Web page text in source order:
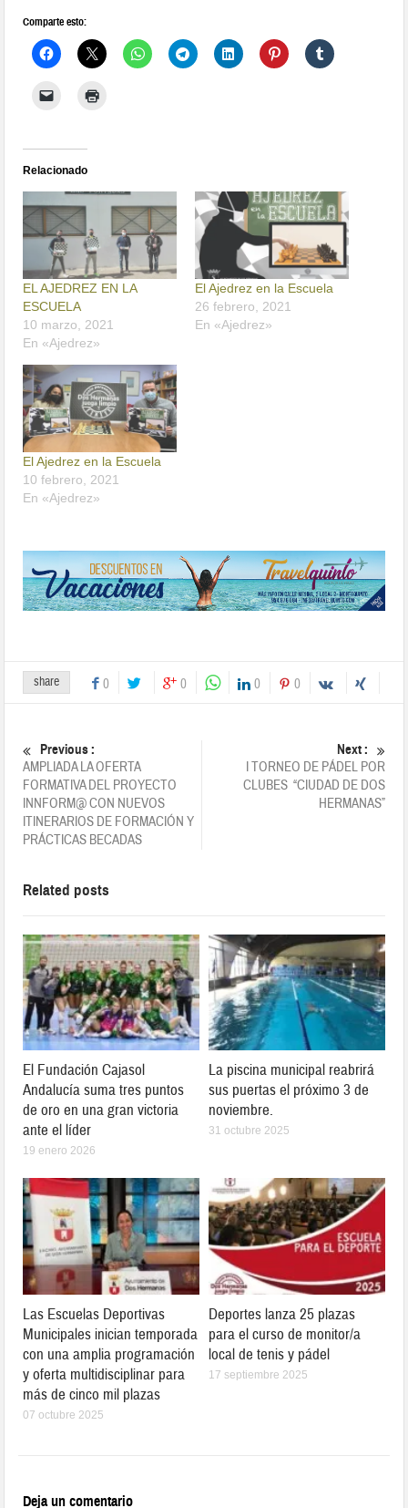
Comparte esto:
Relacionado
EL AJEDREZ EN LA
ESCUELA
10 marzo, 2021
En «Ajedrez»
El Ajedrez en la Escuela
26 febrero, 2021
En «Ajedrez»
El Ajedrez en la Escuela
10 febrero, 2021
En «Ajedrez»
share 0 0 0 0
Previous :
AMPLIADA LA OFERTA
FORMATIVA DEL PROYECTO
INNFORM@ CON NUEVOS
ITINERARIOS DE FORMACIÓN Y
PRÁCTICAS BECADAS
Next :
I TORNEO DE PÁDEL POR
CLUBES “CIUDAD DE DOS
HERMANAS”
Related posts
El Fundación Cajasol
Andalucía suma tres puntos
de oro en una gran victoria
ante el líder
19 enero 2026
La piscina municipal reabrirá
sus puertas el próximo 3 de
noviembre.
31 octubre 2025
Las Escuelas Deportivas
Municipales inician temporada
con una amplia programación
y oferta multidisciplinar para
más de cinco mil plazas
07 octubre 2025
Deportes lanza 25 plazas
para el curso de monitor/a
local de tenis y pádel
17 septiembre 2025
Deja un comentario